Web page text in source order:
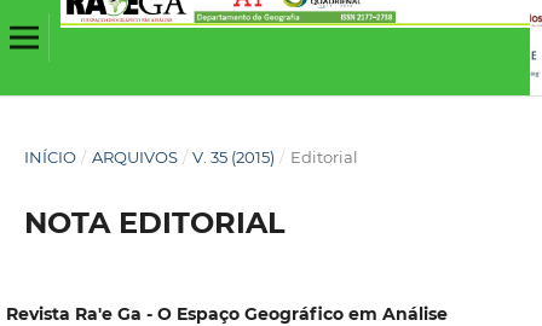
INÍCIO / ARQUIVOS / V. 35 (2015) / Editorial
NOTA EDITORIAL
Revista Ra'e Ga - O Espaço Geográfico em Análise